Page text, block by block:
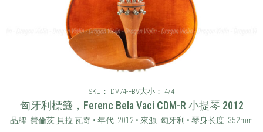
SKU： DV74-FBV大小： 4/4
匈牙利標籤，Ferenc Bela Vaci CDM-R 小提琴 2012
品牌: 費倫茨·貝拉·瓦奇 • 年代: 2012 • 來源: 匈牙利 • 琴身长度: 352mm